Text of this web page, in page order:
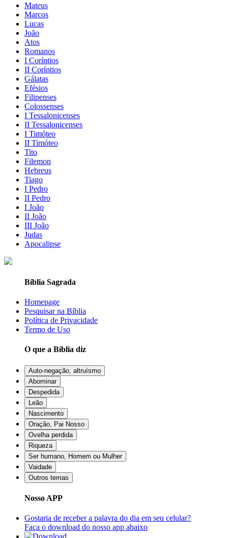
Mateus
Marcos
Lucas
João
Atos
Romanos
I Coríntios
II Coríntios
Gálatas
Efésios
Filipenses
Colossenses
I Tessalonicenses
II Tessalonicenses
I Timóteo
II Timóteo
Tito
Filemon
Hebreus
Tiago
I Pedro
II Pedro
I João
II João
III João
Judas
Apocalipse
Bíblia Sagrada
Homepage
Pesquisar na Bíblia
Política de Privacidade
Termo de Uso
O que a Bíblia diz
Auto-negação, altruísmo
Abominar
Despedida
Leão
Nascimento
Oração, Pai Nosso
Ovelha perdida
Riqueza
Ser humano, Homem ou Mulher
Vaidade
Outros temas
Nosso APP
Gostaria de receber a palavra do dia em seu celular?
Faça o download do nosso app abaixo